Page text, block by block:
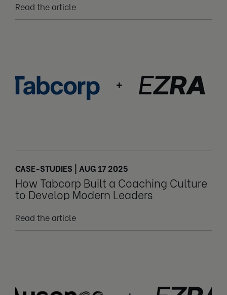
Read the article
CASE-STUDIES | AUG 17 2025
How Tabcorp Built a Coaching Culture
to Develop Modern Leaders
Read the article